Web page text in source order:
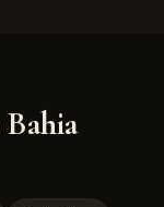
Bahia